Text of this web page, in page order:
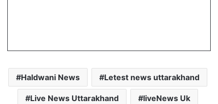
Haldwani News Letest news uttarakhand
Live News Uttarakhand liveNews Uk